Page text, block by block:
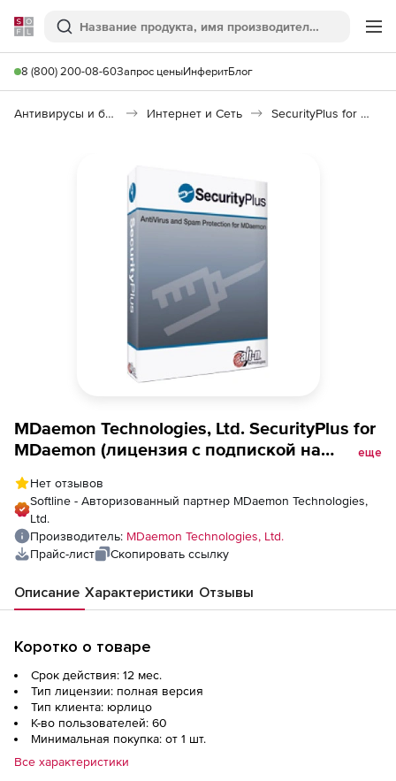
Softline
Поиск
8 (800) 200-08-60Запрос ценыИнферитБлог
Антивирусы и безопасность Интернет и Сеть SecurityPlus for MDaemon
MDaemon Technologies, Ltd. SecurityPlus for
MDaemon (лицензия с подпиской на
еще
Нет отзывов
Softline - Авторизованный партнер MDaemon Technologies,
Ltd.
Производитель: MDaemon Technologies, Ltd.
Прайс-лист
Скопировать ссылку
Описание Характеристики Отзывы
Коротко о товаре
Срок действия: 12 мес.
Тип лицензии: полная версия
Тип клиента: юрлицо
К-во пользователей: 60
Минимальная покупка: от 1 шт.
Все характеристики